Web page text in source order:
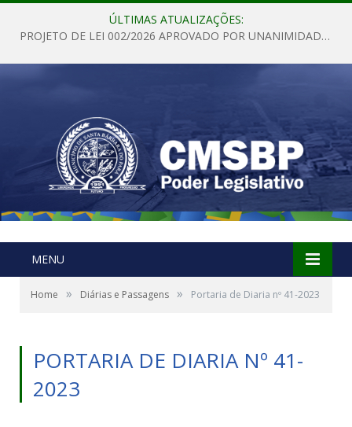
ÚLTIMAS ATUALIZAÇÕES:
PROJETO DE LEI 002/2026 APROVADO POR UNANIMIDADE EM SESSÃO ORDINÁRIA NESTA QUINTA – FEIRA 28 DE MAIO DE 2026
MENU
Home » Diárias e Passagens » Portaria de Diaria nº 41-2023
PORTARIA DE DIARIA Nº 41-
2023